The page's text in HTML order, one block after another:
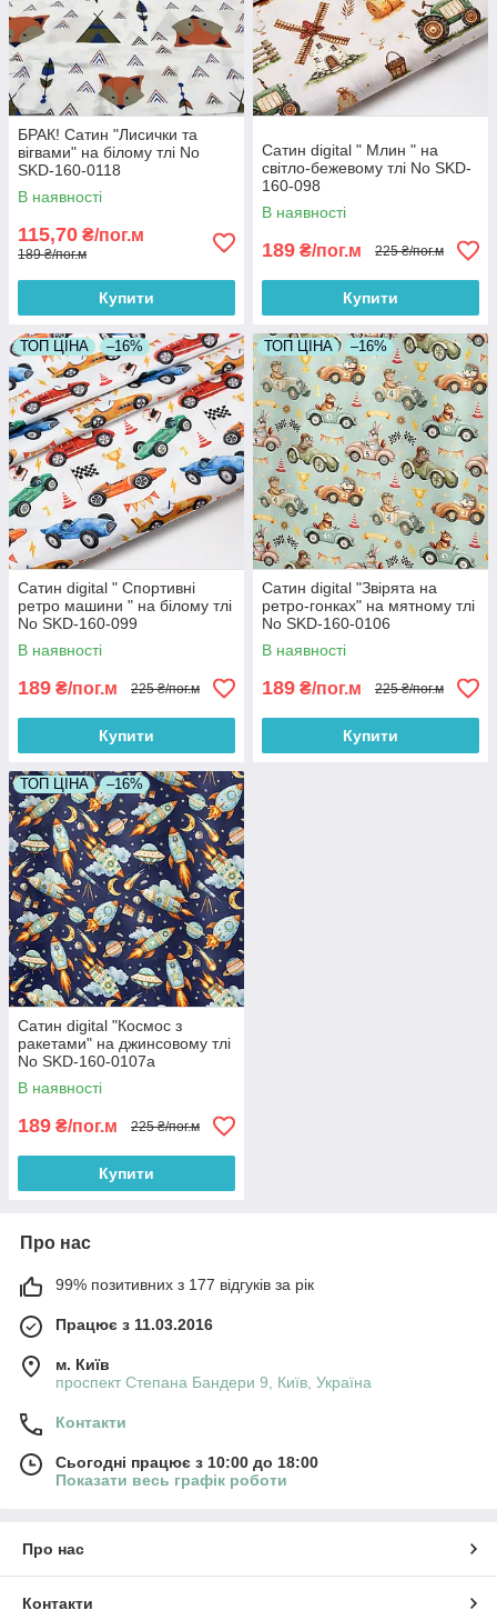
БРАК! Сатин "Лисички та
вігвами" на білому тлі No
SKD-160-0118
В наявності
115,70 ₴/пог.м
189 ₴/пог.м
Купити
Сатин digital " Млин " на
світло-бежевому тлі No SKD-
160-098
В наявності
189 ₴/пог.м 225 ₴/пог.м
Купити
ТОП ЦІНА –16%
Сатин digital " Спортивні
ретро машини " на білому тлі
No SKD-160-099
В наявності
189 ₴/пог.м 225 ₴/пог.м
Купити
ТОП ЦІНА –16%
Сатин digital "Звірята на
ретро-гонках" на мятному тлі
No SKD-160-0106
В наявності
189 ₴/пог.м 225 ₴/пог.м
Купити
ТОП ЦІНА –16%
Сатин digital "Космос з
ракетами" на джинсовому тлі
No SKD-160-0107а
В наявності
189 ₴/пог.м 225 ₴/пог.м
Купити
Про нас
99% позитивних з 177 відгуків за рік
Працює з 11.03.2016
м. Київ
проспект Степана Бандери 9, Київ, Україна
Контакти
Сьогодні працює з 10:00 до 18:00
Показати весь графік роботи
Про нас
Контакти